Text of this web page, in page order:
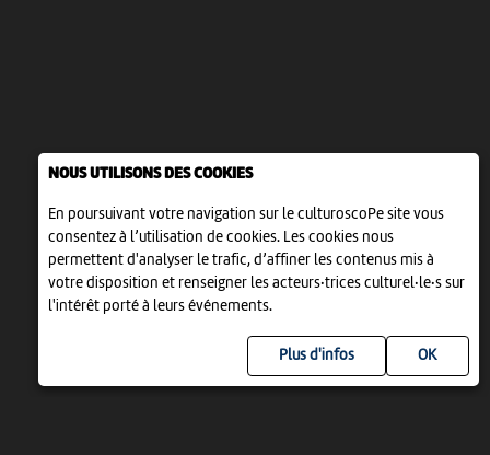
NOUS UTILISONS DES COOKIES
En poursuivant votre navigation sur le culturoscoPe site vous
consentez à l’utilisation de cookies. Les cookies nous
permettent d'analyser le trafic, d’affiner les contenus mis à
votre disposition et renseigner les acteurs·trices culturel·le·s sur
l'intérêt porté à leurs événements.
Plus d'infos